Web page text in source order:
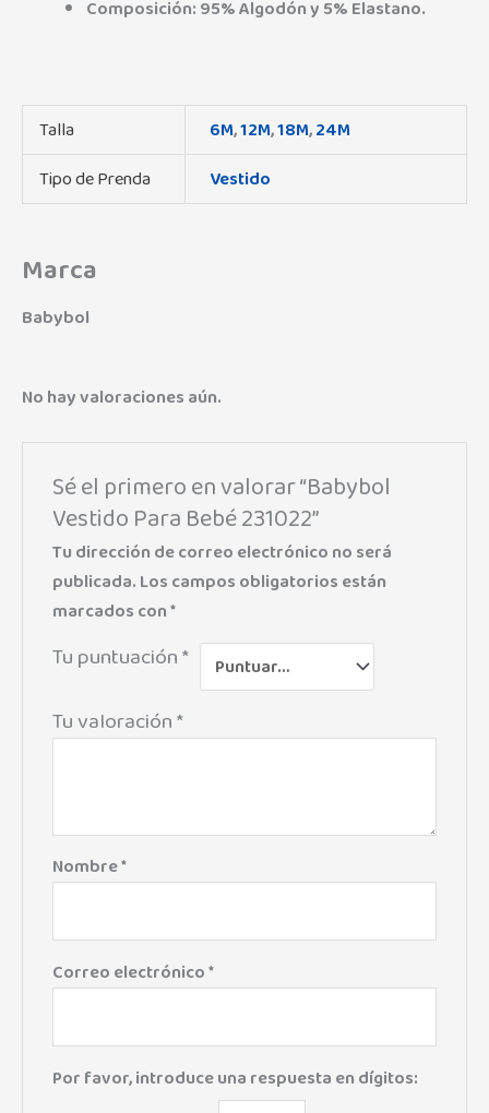
Composición: 95% Algodón y 5% Elastano.
Talla 6M,12M,18M,24M
Tipo de Prenda
Vestido
Marca
Babybol
No hay valoraciones aún.
Sé el primero en valorar “Babybol
Vestido Para Bebé 231022”
Tu dirección de correo electrónico no será
publicada.Los campos obligatorios están
marcados con*
Tu puntuación*
Tu valoración*
Nombre*
Correo electrónico*
Por favor, introduce una respuesta en dígitos: